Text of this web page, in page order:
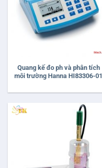
Quang kế đo ph và phân tích
môi trường Hanna HI83306-01